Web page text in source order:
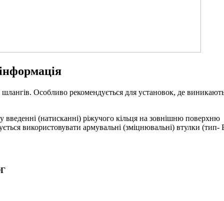
Особливо рекомендується для установок, де
введенні (натисканні) ріжучого кільця на зовнішню поверхню
використовувати армувальні (зміцнювальні) втулки (тип-